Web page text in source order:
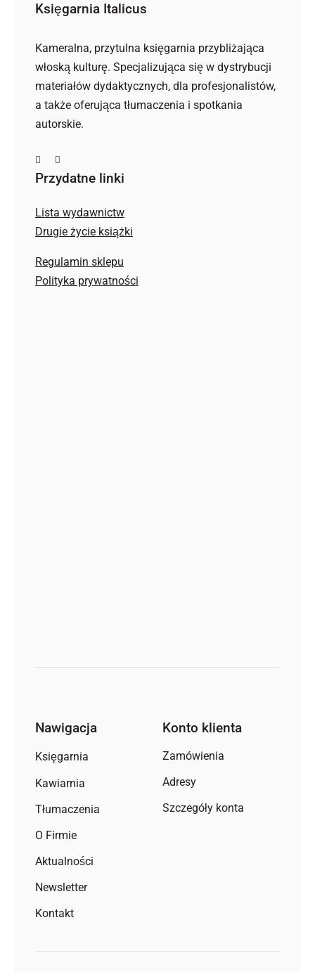
Księgarnia Italicus
Kameralna, przytulna księgarnia przybliżająca
włoską kulturę. Specjalizująca się w dystrybucji
materiałów dydaktycznych, dla profesjonalistów,
a także oferująca tłumaczenia i spotkania
autorskie.
Przydatne linki
Lista wydawnictw
Drugie życie książki
Regulamin sklepu
Polityka prywatności
Nawigacja
Księgarnia
Kawiarnia
Tłumaczenia
O Firmie
Aktualności
Newsletter
Kontakt
Konto klienta
Zamówienia
Adresy
Szczegóły konta